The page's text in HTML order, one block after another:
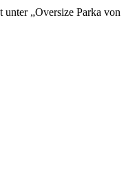
„Oversize Parka von